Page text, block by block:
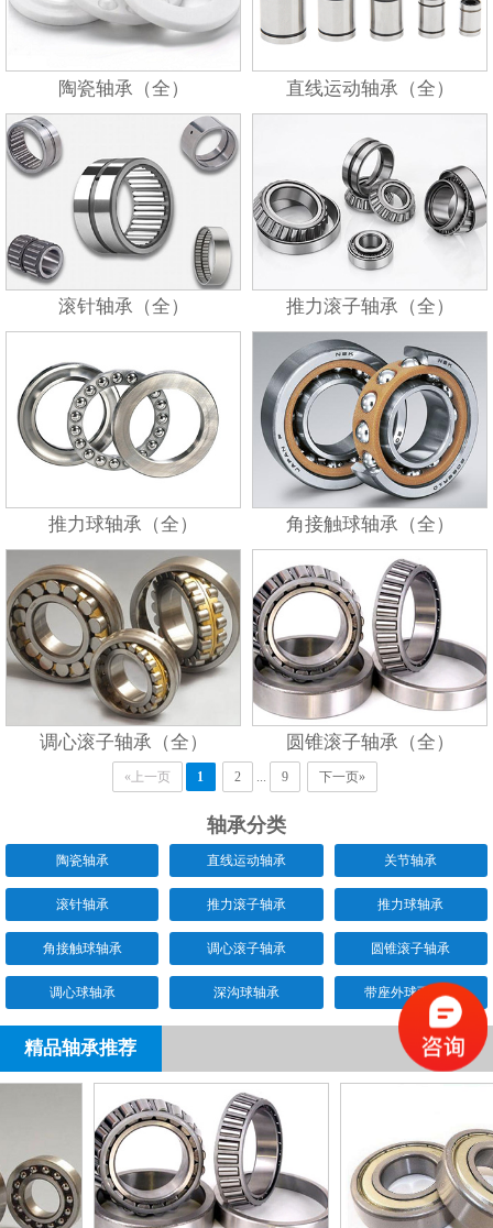
陶瓷轴承（全） 直线运动轴承（全）
滚针轴承（全） 推力滚子轴承（全）
推力球轴承（全） 角接触球轴承（全）
调心滚子轴承（全） 圆锥滚子轴承（全）
«上一页 1 2 ... 9 下一页»
轴承分类
陶瓷轴承 直线运动轴承 关节轴承
滚针轴承 推力滚子轴承 推力球轴承
角接触球轴承 调心滚子轴承 圆锥滚子轴承
调心球轴承 深沟球轴承 带座外球面轴承
精品轴承推荐